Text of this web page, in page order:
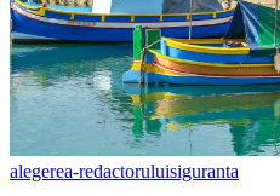
alegerea-redactoruluisiguranta